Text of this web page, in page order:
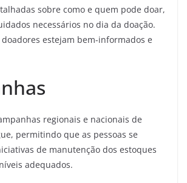
sobre como e quem pode doar,
necessários no dia da doação.
estejam bem-informados e
regionais e nacionais de
permitindo que as pessoas se
de manutenção dos estoques
adequados.